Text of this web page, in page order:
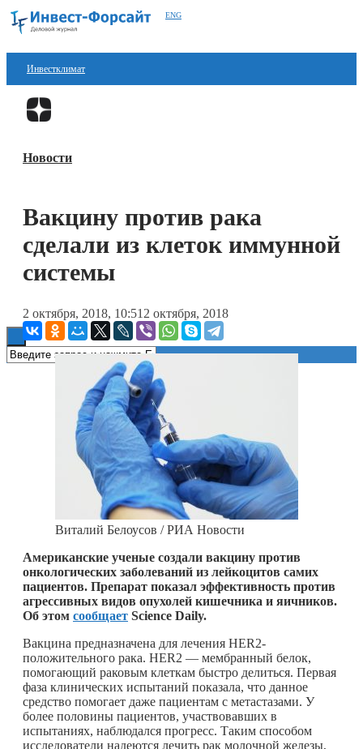
ENG
Инвестклимат
Финансы
Блокчейн
Новости
Вакцину против рака
сделали из клеток иммунной
системы
2 октября, 2018, 10:51 2 октября, 2018
Виталий Белоусов / РИА Новости
Американские ученые создали вакцину против
онкологических заболеваний из лейкоцитов самих
пациентов. Препарат показал эффективность против
агрессивных видов опухолей кишечника и яичников.
Об этом сообщает Science Daily.
Вакцина предназначена для лечения HER2-
положительного рака. HER2 — мембранный белок,
помогающий раковым клеткам быстро делиться. Первая
фаза клинических испытаний показала, что данное
средство помогает даже пациентам с метастазами. У
более половины пациентов, участвовавших в
испытаниях, наблюдался прогресс. Таким способом
исследователи надеются лечить рак молочной железы,